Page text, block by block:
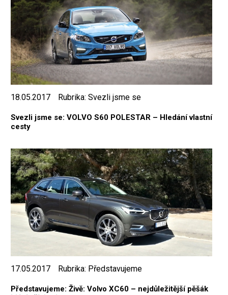
18.05.2017 Rubrika: Svezli jsme se
Svezli jsme se: VOLVO S60 POLESTAR – Hledání vlastní
cesty
17.05.2017 Rubrika: Představujeme
Představujeme: Živě: Volvo XC60 – nejdůležitější pěšák